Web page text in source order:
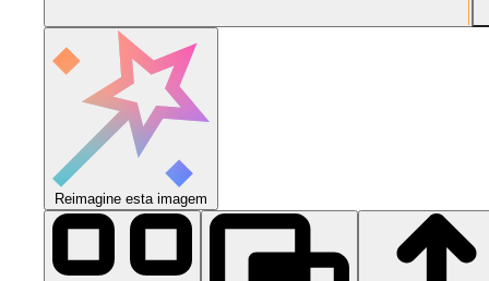
Reimagine esta imagem